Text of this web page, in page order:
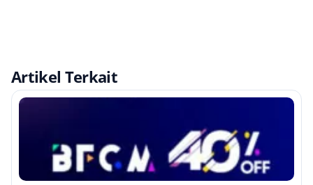
Artikel Terkait